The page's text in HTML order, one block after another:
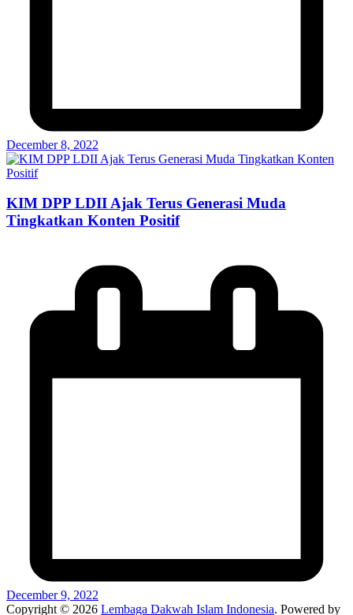
December 8, 2022
KIM DPP LDII Ajak Terus Generasi Muda
Tingkatkan Konten Positif
December 9, 2022
Copyright © 2026 Lembaga Dakwah Islam Indonesia. Powered by